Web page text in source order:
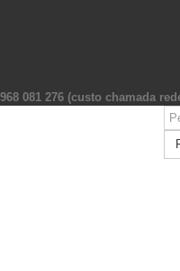
081 276 (custo chamada